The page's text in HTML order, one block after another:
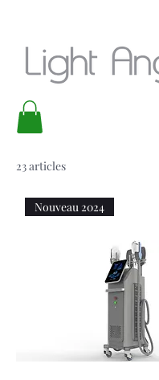
23 articles
Nouveau 2024